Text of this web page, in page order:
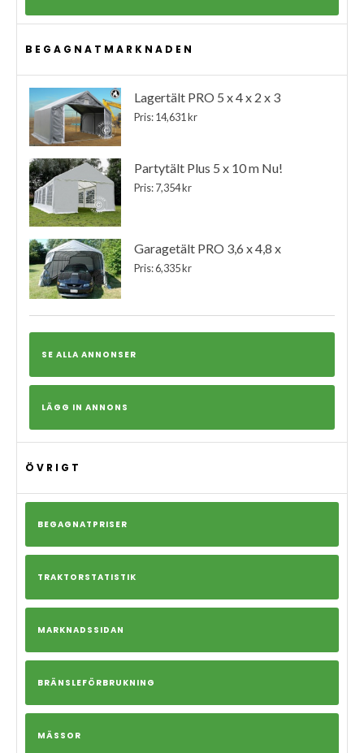
BEGAGNATMARKNADEN
Lagertält PRO 5 x 4 x 2 x 3
Pris: 14,631 kr
Partytält Plus 5 x 10 m Nu!
Pris: 7,354 kr
Garagetält PRO 3,6 x 4,8 x
Pris: 6,335 kr
SE ALLA ANNONSER
LÄGG IN ANNONS
ÖVRIGT
BEGAGNATPRISER
TRAKTORSTATISTIK
MARKNADSSIDAN
BRÄNSLEFÖRBRUKNING
MÄSSOR